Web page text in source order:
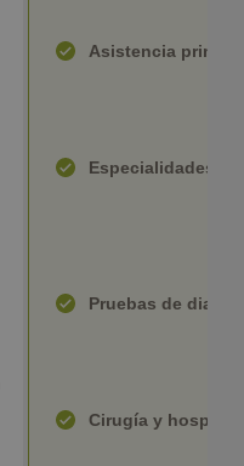
Asistencia
Especialidades
Pruebas de
Cirugía y